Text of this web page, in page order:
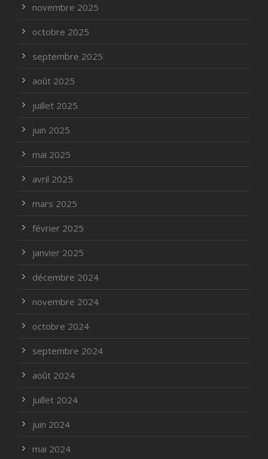
novembre 2025
octobre 2025
septembre 2025
août 2025
juillet 2025
juin 2025
mai 2025
avril 2025
mars 2025
février 2025
janvier 2025
décembre 2024
novembre 2024
octobre 2024
septembre 2024
août 2024
juillet 2024
juin 2024
mai 2024